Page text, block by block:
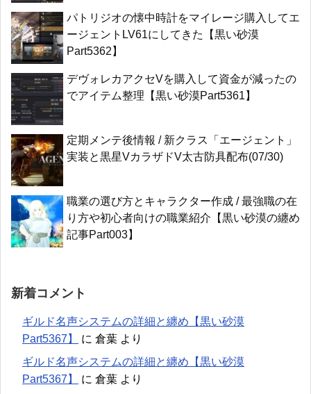
パトリジオの懐中時計をマイレージ購入してエ
ージェントLV61にしてきた【黒い砂漠
Part5362】
デヴォレカアクセVを購入して資金が減ったの
でアイテム整理【黒い砂漠Part5361】
定期メンテ後情報 / 新クラス「エージェント」
実装と黒星VカラザドV太古防具配布(07/30)
職業の選び方とキャラクター作成 / 最強職の在
り方や初心者向けの職業紹介【黒い砂漠の纏め
記事Part003】
新着コメント
ギルド名声システムの詳細と纏め【黒い砂漠
Part5367】
に 倉葉 より
ギルド名声システムの詳細と纏め【黒い砂漠
Part5367】
に 倉葉 より